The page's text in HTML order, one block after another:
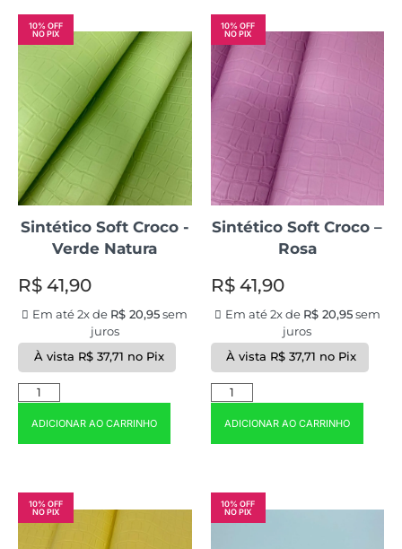
10% OFF
NO PIX
Sintético Soft Croco -
Verde Natura
R$ 41,90
Em até 2x de R$ 20,95 sem
juros
À vista R$37,71 no Pix
ADICIONAR AO CARRINHO
10% OFF
NO PIX
Sintético Soft Croco –
Rosa
R$41,90
Em até 2x de R$20,95sem
juros
À vista R$ 37,71 no Pix
ADICIONAR AO CARRINHO
10% OFF
NO PIX
10% OFF
NO PIX